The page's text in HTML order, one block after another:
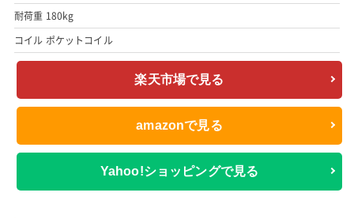
耐荷重 180kg
コイル ポケットコイル
楽天市場で見る
amazonで見る
Yahoo!ショッピングで見る